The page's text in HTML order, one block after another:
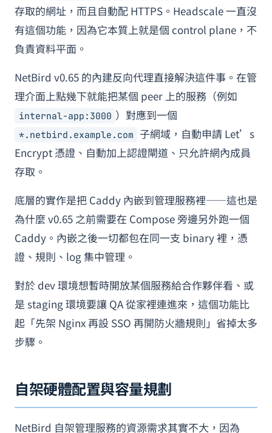
存取的網址，而且自動配 HTTPS。Headscale 一直沒
有這個功能，因為它本質上就是個 control plane，不
負責資料平面。
NetBird v0.65 的內建反向代理直接解決這件事。在管
理介面上點幾下就能把某個 peer 上的服務（例如
internal-app:3000 ）對應到一個
*.netbird.example.com
子網域，自動申請 Let’s
Encrypt 憑證、自動加上認證閘道、只允許網內成員
存取。
底層的實作是把 Caddy 內嵌到管理服務裡——這也是
為什麼 v0.65 之前需要在 Compose 旁邊另外跑一個
Caddy。內嵌之後一切都包在同一支 binary 裡，憑
證、規則、log 集中管理。
對於 dev 環境想暫時開放某個服務給合作夥伴看、或
是 staging 環境要讓 QA 從家裡連進來，這個功能比
起「先架 Nginx 再設 SSO 再開防火牆規則」省掉太多
步驟。
自架硬體配置與容量規劃
NetBird 自架管理服務的資源需求其實不大，因為